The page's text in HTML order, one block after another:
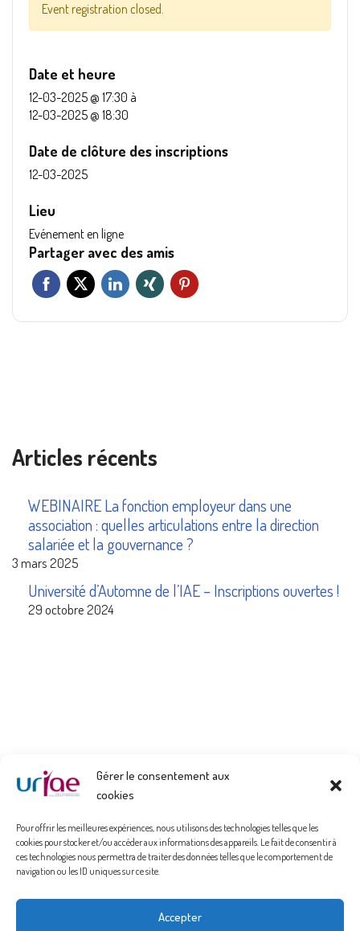
Gérer le consentement aux
cookies
Pour offrir les meilleures expériences, nous utilisons des technologies telles que les
cookies pour stocker et/ou accéder aux informations des appareils. Le fait de consentir à
ces technologies nous permettra de traiter des données telles que le comportement de
navigation ou les ID uniques sur ce site.
Accepter
Event registration closed.
Date et heure
12-03-2025 @ 17:30 à
12-03-2025 @ 18:30
Date de clôture des inscriptions
12-03-2025
Lieu
Evénement en ligne
Partager avec des amis
Articles récents
WEBINAIRE La fonction employeur dans une
association : quelles articulations entre la direction
salariée et la gouvernance ?
3 mars 2025
Université d’Automne de l’IAE – Inscriptions ouvertes !
29 octobre 2024
Politique de confidentialité